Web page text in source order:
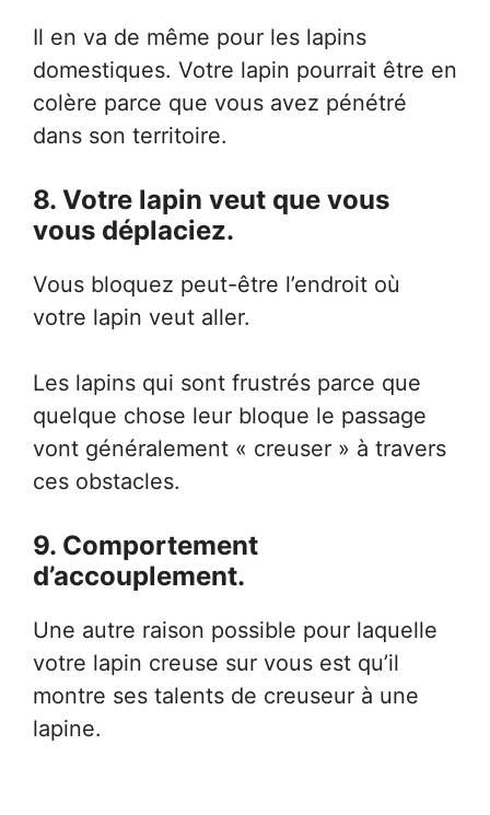
Il en va de même pour les lapins
domestiques. Votre lapin pourrait être en
colère parce que vous avez pénétré
dans son territoire.
8. Votre lapin veut que vous
vous déplaciez.
Vous bloquez peut-être l’endroit où
votre lapin veut aller.
Les lapins qui sont frustrés parce que
quelque chose leur bloque le passage
vont généralement « creuser » à travers
ces obstacles.
9. Comportement
d’accouplement.
Une autre raison possible pour laquelle
votre lapin creuse sur vous est qu’il
montre ses talents de creuseur à une
lapine.